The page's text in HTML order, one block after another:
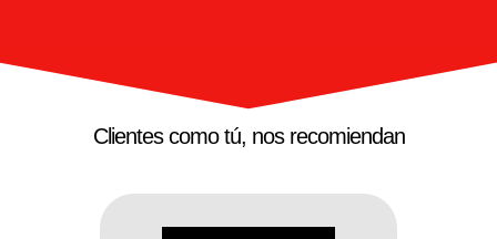
Clientes como tú, nos recomiendan